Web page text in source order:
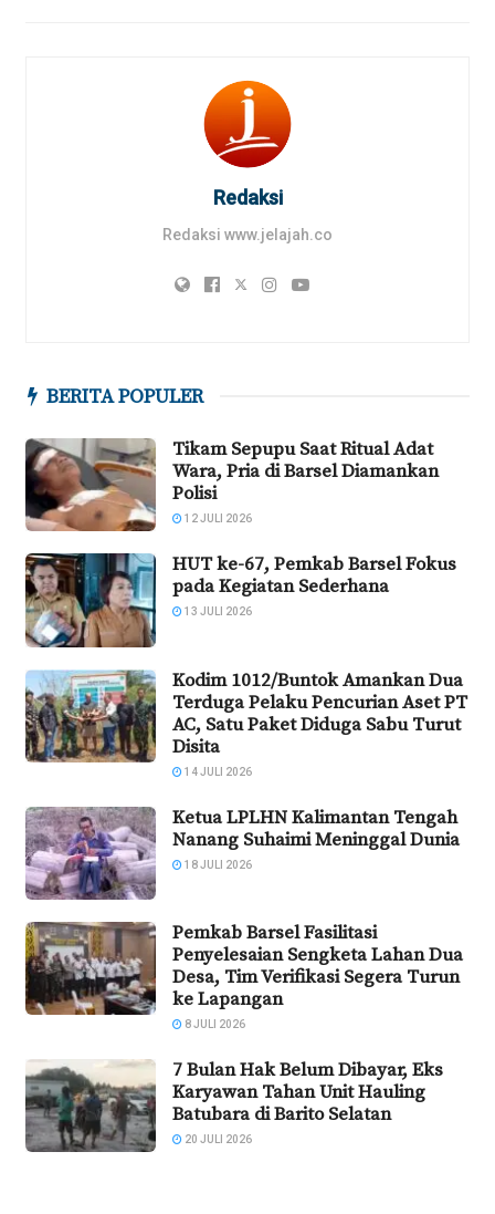
Redaksi
Redaksi www.jelajah.co
BERITA POPULER
Tikam Sepupu Saat Ritual Adat
Wara, Pria di Barsel Diamankan
Polisi
12 JULI 2026
HUT ke-67, Pemkab Barsel Fokus
pada Kegiatan Sederhana
13 JULI 2026
Kodim 1012/Buntok Amankan Dua
Terduga Pelaku Pencurian Aset PT
AC, Satu Paket Diduga Sabu Turut
Disita
14 JULI 2026
Ketua LPLHN Kalimantan Tengah
Nanang Suhaimi Meninggal Dunia
18 JULI 2026
Pemkab Barsel Fasilitasi
Penyelesaian Sengketa Lahan Dua
Desa, Tim Verifikasi Segera Turun
ke Lapangan
8 JULI 2026
7 Bulan Hak Belum Dibayar, Eks
Karyawan Tahan Unit Hauling
Batubara di Barito Selatan
20 JULI 2026